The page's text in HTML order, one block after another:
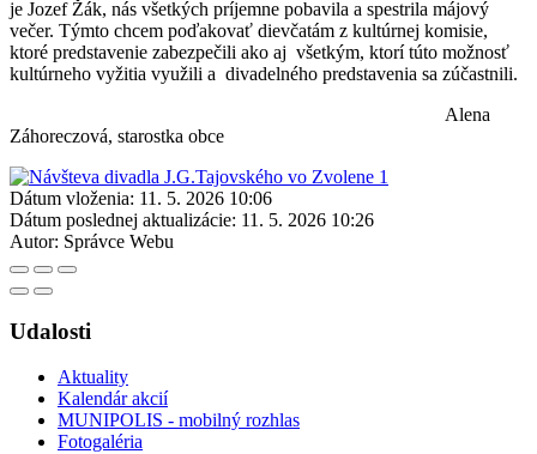
je Jozef Žák, nás všetkých príjemne pobavila a spestrila májový
večer. Týmto chcem poďakovať dievčatám z kultúrnej komisie,
ktoré predstavenie zabezpečili ako aj všetkým, ktorí túto možnosť
kultúrneho vyžitia využili a divadelného predstavenia sa zúčastnili.
Alena
Záhoreczová, starostka obce
Dátum vloženia: 11. 5. 2026 10:06
Dátum poslednej aktualizácie: 11. 5. 2026 10:26
Autor: Správce Webu
Udalosti
Aktuality
Kalendár akcií
MUNIPOLIS - mobilný rozhlas
Fotogaléria